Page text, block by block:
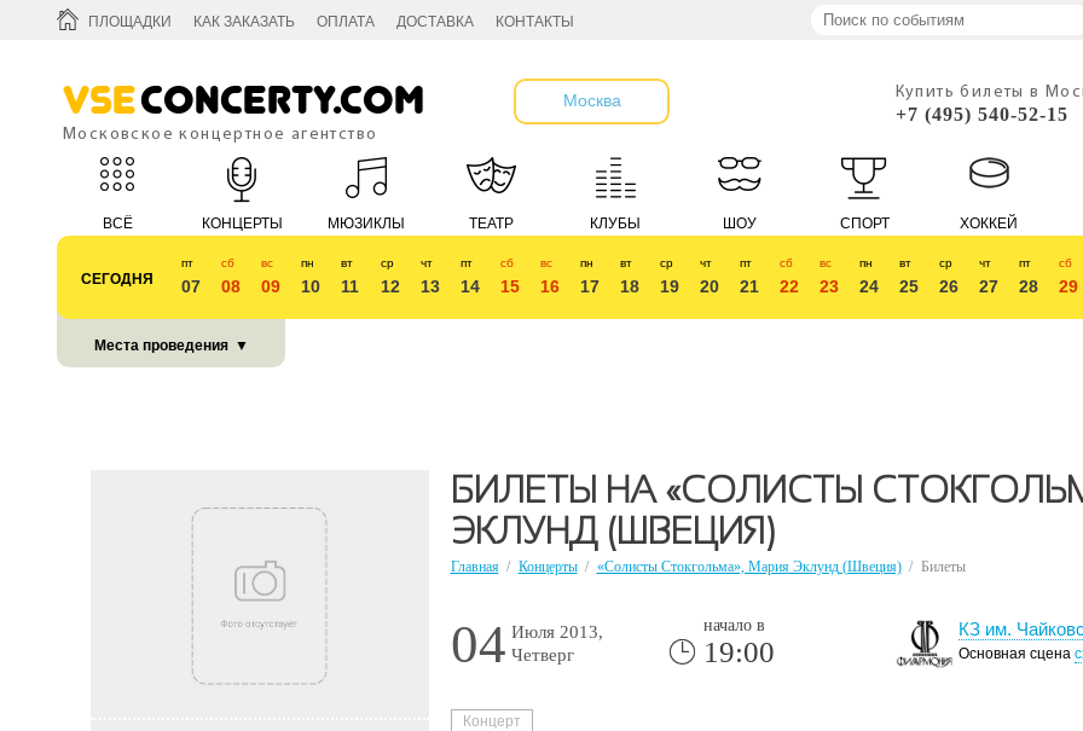
ПЛОЩАДКИ КАК ЗАКАЗАТЬ ОПЛАТА ДОСТАВКА КОНТАКТЫ
VseConcerty.com
Московское концертное агентство
Москва Купить билеты в
+7 (495) 540-52-15
ВСЁ КОНЦЕРТЫ МЮЗИКЛЫ ТЕАТР КЛУБЫ ШОУ СПОРТ ХОККЕЙ
СЕГОДНЯ
пт
07
сб
08
вс
09
пн
10
вт
11
ср
12
чт
13
пт
14
сб
15
вс
16
пн
17
вт
18
ср
19
чт
20
пт
21
сб
22
вс
23
пн
24
вт
25
ср
26
чт
27
пт
28
сб
29
Места проведения ▼
БИЛЕТЫ НА «СОЛИСТЫ
ЭКЛУНД (ШВЕЦИЯ)
Главная / Концерты / «Солисты Стокгольма», Мария Эклунд (Швеция) / Билеты
04 Июля 2013,
Четверг
начало в
19:00
КЗ им.
Основная сцена
Концерт